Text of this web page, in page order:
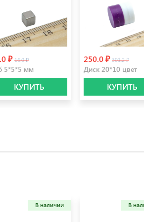
₽16.0 ₽
5*5*5 мм
КУПИТЬ
250.0 ₽ 301.2 ₽
Диск 20*10 цвет
КУПИТЬ
В наличии В